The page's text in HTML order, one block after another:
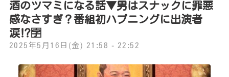
酒のツマミになる話▼男はスナックに罪悪
感なさすぎ？番組初ハプニングに出演者
涙⁉🈑
2025年5月16日(金) 21:58 - 22:52